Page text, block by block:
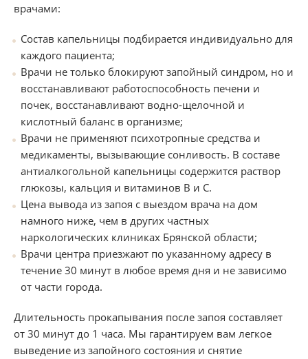
врачами:
Состав капельницы подбирается индивидуально для
каждого пациента;
Врачи не только блокируют запойный синдром, но и
восстанавливают работоспособность печени и
почек, восстанавливают водно-щелочной и
кислотный баланс в организме;
Врачи не применяют психотропные средства и
медикаменты, вызывающие сонливость. В составе
антиалкогольной капельницы содержится раствор
глюкозы, кальция и витаминов В и С.
Цена вывода из запоя с выездом врача на дом
намного ниже, чем в других частных
наркологических клиниках Брянской области;
Врачи центра приезжают по указанному адресу в
течение 30 минут в любое время дня и не зависимо
от части города.
Длительность прокапывания после запоя составляет
от 30 минут до 1 часа. Мы гарантируем вам легкое
выведение из запойного состояния и снятие